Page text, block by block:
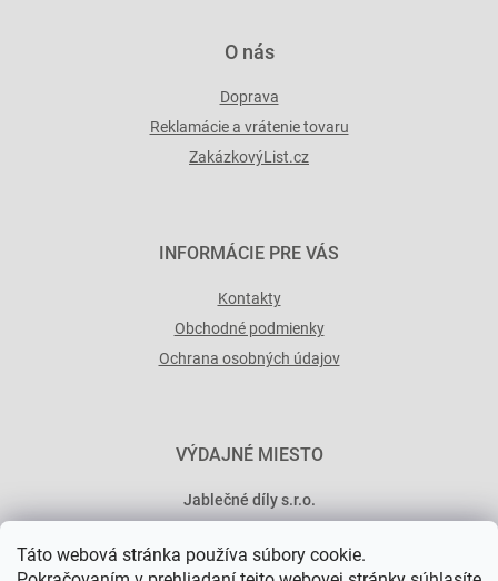
Táto webová stránka používa súbory cookie.
O nás
Doprava
Reklamácie a vrátenie tovaru
ZakázkovýList.cz
INFORMÁCIE PRE VÁS
Kontakty
Obchodné podmienky
Ochrana osobných údajov
VÝDAJNÉ MIESTO
Jablečné díly s.r.o.
101 00 Praha 10